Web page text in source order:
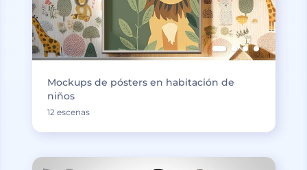
Mockups de pósters en habitación de
niños
12 escenas